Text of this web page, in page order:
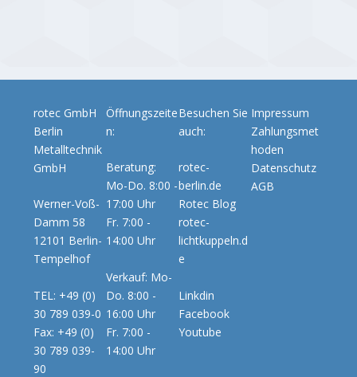
rotec GmbH
Berlin
Metalltechnik
GmbH
Werner-Voß-
Damm 58
12101 Berlin-
Tempelhof
TEL: +49 (0)
30 789 039-0
Fax: +49 (0)
30 789 039-
90
Öffnungszeite
n:
Beratung:
Mo-Do. 8:00 -
17:00 Uhr
Fr. 7:00 -
14:00 Uhr
Verkauf: Mo-
Do. 8:00 -
16:00 Uhr
Fr. 7:00 -
14:00 Uhr
Besuchen Sie
auch:
rotec-
berlin.de
Rotec Blog
rotec-
lichtkuppeln.d
e
Linkdin
Facebook
Youtube
Impressum
Zahlungsmet
hoden
Datenschutz
AGB